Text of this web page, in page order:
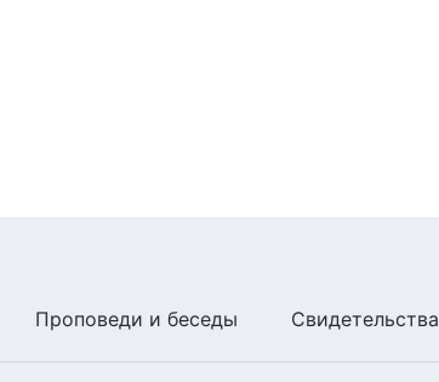
Проповеди и беседы Свидетельства